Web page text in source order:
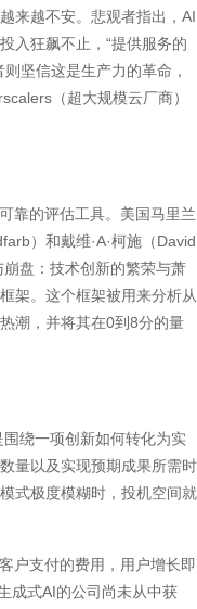
来越不安。悲观者指出，AI
入狂飙不止，“提供服务的
坚信这是生产力的革命，
（超大规模云厂商）
靠的评估工具。美国马里兰
）和戴维·A·柯施（David
盘：技术创新的繁荣与萧
架。这个框架被用来分析从
潮，并将其在0到8分的量
绕一项创新如何转化为实
量以及实现预期成果所需时
式极度模糊时，投机空间就
户支付的费用，用户增长即
成式AI的公司尚未从中获